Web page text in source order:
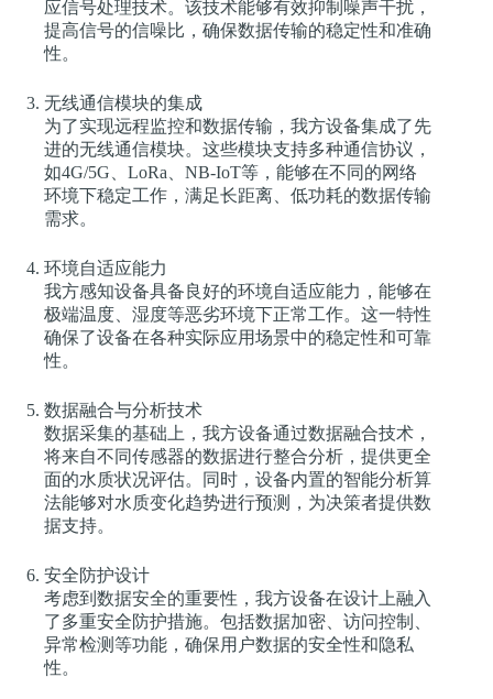
应信号处理技术。该技术能够有效抑制噪声干扰，
提高信号的信噪比，确保数据传输的稳定性和准确
性。
无线通信模块的集成
为了实现远程监控和数据传输，我方设备集成了先
进的无线通信模块。这些模块支持多种通信协议，
如4G/5G、LoRa、NB-IoT等，能够在不同的网络
环境下稳定工作，满足长距离、低功耗的数据传输
需求。
环境自适应能力
我方感知设备具备良好的环境自适应能力，能够在
极端温度、湿度等恶劣环境下正常工作。这一特性
确保了设备在各种实际应用场景中的稳定性和可靠
性。
数据融合与分析技术
数据采集的基础上，我方设备通过数据融合技术，
将来自不同传感器的数据进行整合分析，提供更全
面的水质状况评估。同时，设备内置的智能分析算
法能够对水质变化趋势进行预测，为决策者提供数
据支持。
安全防护设计
考虑到数据安全的重要性，我方设备在设计上融入
了多重安全防护措施。包括数据加密、访问控制、
异常检测等功能，确保用户数据的安全性和隐私
性。